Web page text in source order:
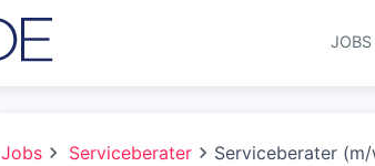
Jobs Serviceberater Serviceberater